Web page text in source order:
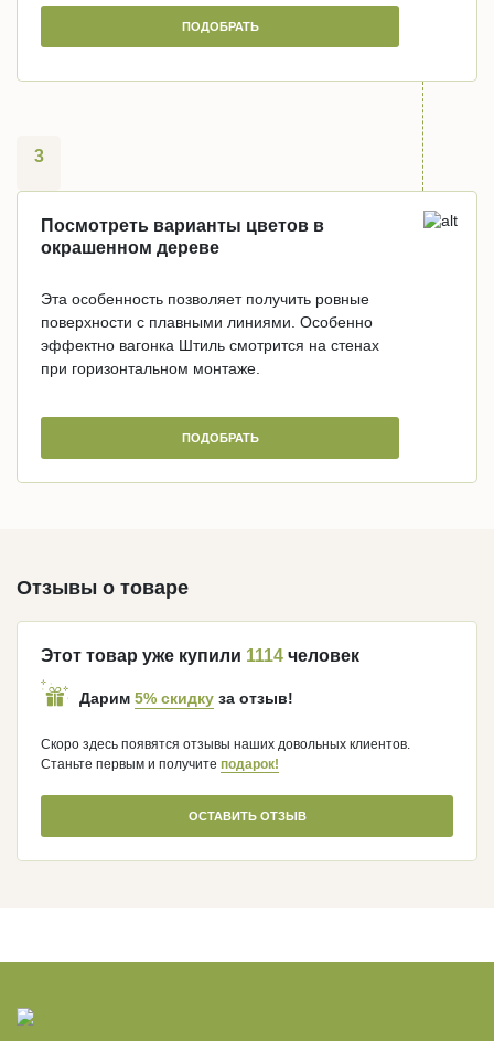
ПОДОБРАТЬ
3
Посмотреть варианты цветов в
окрашенном дереве
Эта особенность позволяет получить ровные
поверхности с плавными линиями. Особенно
эффектно вагонка Штиль смотрится на стенах
при горизонтальном монтаже.
ПОДОБРАТЬ
Отзывы о товаре
Этот товар уже купили 1114 человек
Дарим 5% скидку за отзыв!
Скоро здесь появятся отзывы наших довольных клиентов.
Станьте первым и получите подарок!
ОСТАВИТЬ ОТЗЫВ